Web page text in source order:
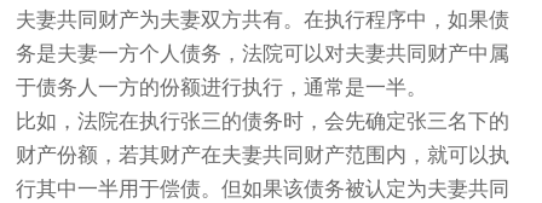
夫妻共同财产为夫妻双方共有。在执行程序中，如果债
务是夫妻一方个人债务，法院可以对夫妻共同财产中属
于债务人一方的份额进行执行，通常是一半。
比如，法院在执行张三的债务时，会先确定张三名下的
财产份额，若其财产在夫妻共同财产范围内，就可以执
行其中一半用于偿债。但如果该债务被认定为夫妻共同